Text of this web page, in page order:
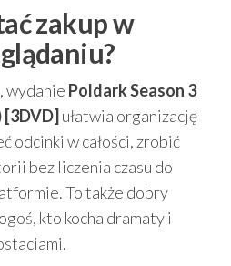
zakup w
wydanie Poldark Season 3
ułatwia organizację
odcinki w całości, zrobić
bez liczenia czasu do
To także dobry
kto kocha dramaty i